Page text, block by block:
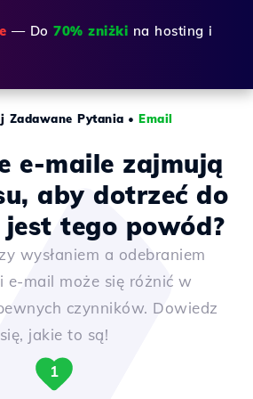
— Do 70% zniżki na hosting i
Zadawane Pytania • Email
e-maile zajmują
aby dotrzeć do
jest tego powód?
wysłaniem a odebraniem
e-mail może się różnić w
czynników. Dowiedz
się, jakie to są!
1